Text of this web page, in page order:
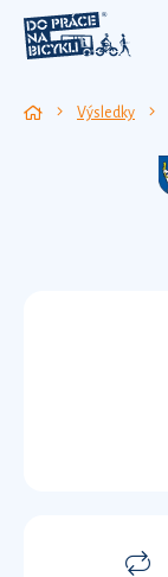
Výsledky